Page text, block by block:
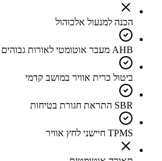
הכנה למנעול אלכוהול
AHB מעבר אוטומטי לאורות גבוהים
ביטול כרית אוויר במושב קדמי
SBR התראת חגורת בטיחות
TPMS חיישני לחץ אוויר